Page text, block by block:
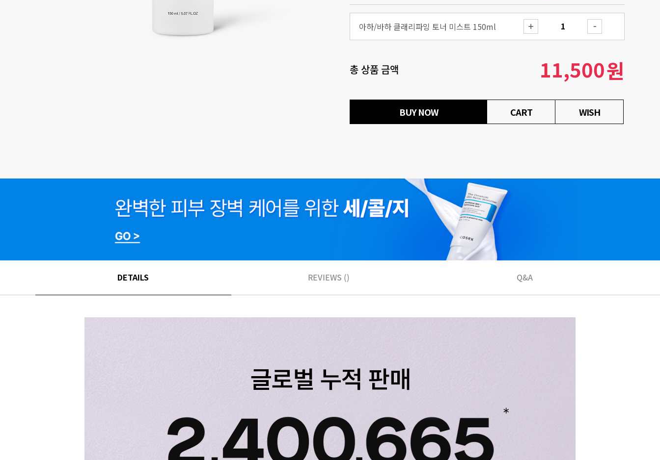
아하/바하 클래리파잉 토너 미스트 150ml
총 상품 금액 11,500원
BUY NOW CART WISH
DETAILS REVIEWS () Q&A